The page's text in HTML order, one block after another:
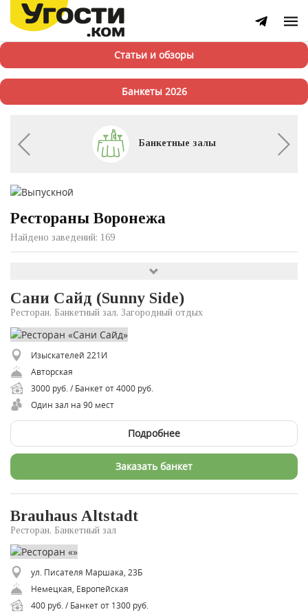
Статьи и обзоры
Банкеты 2026
Банкетные залы
Рестораны Воронежа
Найдено заведений: 169
Сани Сайд (Sunny Side)
Ресторан, Банкетный зал, Загородный отдых
Изыскателей 221И
Авторская
3000 руб. / Банкет от 4000 руб.
Один зал на 90 мест
Подробнее
Заказать банкет
Brauhaus Altstadt
Ресторан, Банкетный зал
ул. Писателя Маршака, 23Б
Немецкая, Европейская
400 руб. / Банкет от 1300 руб.